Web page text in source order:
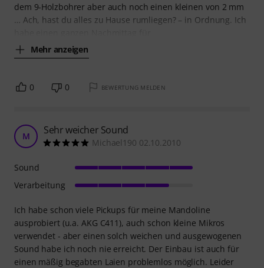
dem 9-Holzbohrer aber auch noch einen kleinen von 2 mm
… Ach, hast du alles zu Hause rumliegen? – in Ordnung. Ich
Mehr anzeigen
0 0 BEWERTUNG MELDEN
M Sehr weicher Sound
Michael190 02.10.2010
Ich habe schon viele Pickups für meine Mandoline
ausprobiert (u.a. AKG C411), auch schon kleine Mikros
verwendet - aber einen solch weichen und ausgewogenen
Sound habe ich noch nie erreicht. Der Einbau ist auch für
einen mäßig begabten Laien problemlos möglich. Leider
Sound
Verarbeitung